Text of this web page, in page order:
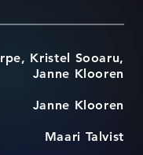
Kristel Sooaru,
Janne Klooren
Janne Klooren
Maari Talvist